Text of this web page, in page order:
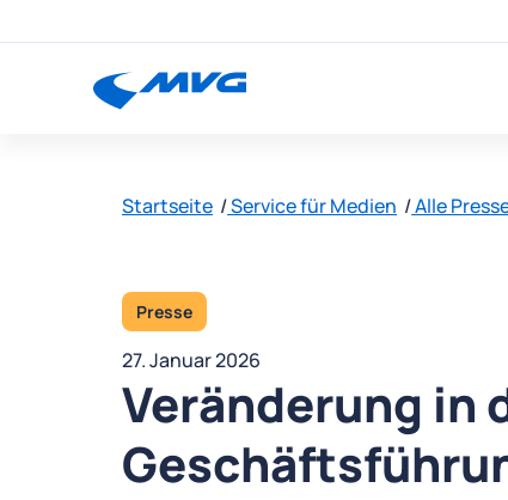
Startseite Service für Medien Alle
Presse
27. Januar 2026
Veränderung in